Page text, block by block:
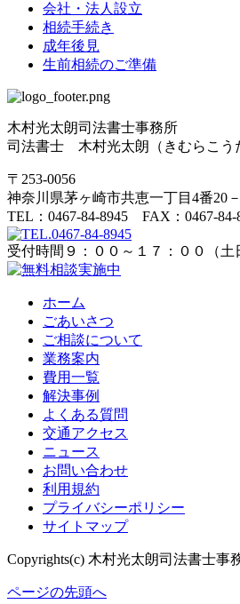
会社・法人設立
相続手続き
成年後見
生前相続のご準備
木村光太朗司法書士事務所
司法書士 木村光太朗（きむらこう
〒253-0056
神奈川県茅ヶ崎市共恵一丁目4番20
TEL：0467-84-8945 FAX：0467-84-
受付時間９：００～１７：００（土
ホーム
ごあいさつ
ご相談について
業務案内
費用一覧
解決事例
よくある質問
交通アクセス
ニュース
お問い合わせ
利用規約
プライバシーポリシー
サイトマップ
Copyrights(c) 木村光太朗司法書士事
ページの先頭へ